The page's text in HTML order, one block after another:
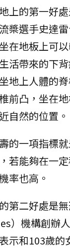
上的第一好
槳選手史達
在地板上可
活帶來的下
地上人體的
前凸，坐在
自然的位置。
的一項指標
若能夠在一
率也高。
第二好處是
）機構創辦
示和103歲的